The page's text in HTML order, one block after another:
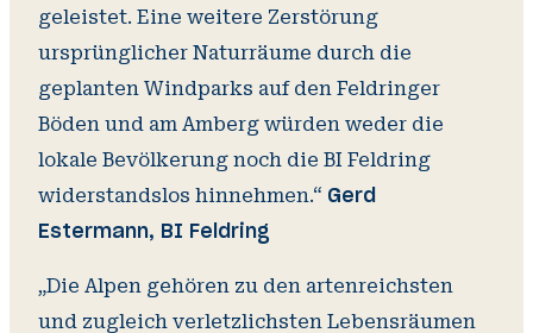
geleistet. Eine weitere Zerstörung
ursprünglicher Naturräume durch die
geplanten Windparks auf den Feldringer
Böden und am Amberg würden weder die
lokale Bevölkerung noch die BI Feldring
widerstandslos hinnehmen.“ Gerd
Estermann, BI Feldring
„Die Alpen gehören zu den artenreichsten
und zugleich verletzlichsten Lebensräumen